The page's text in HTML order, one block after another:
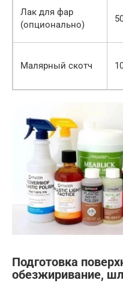
Лак для фар
(опционально)
Малярный скотч
Подготовка
обезжиривание,